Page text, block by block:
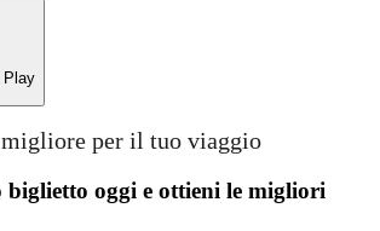
Play
per il tuo viaggio
biglietto oggi e ottieni le migliori